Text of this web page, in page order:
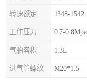
转速额定 1348-1542
工作压力 0.7-0.8Mpa
气胎容积 1.3L
进气管螺纹 M20*1.5